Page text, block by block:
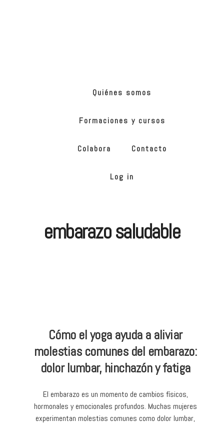
Quiénes somos
Formaciones y cursos
Colabora Contacto
Log in
embarazo saludable
Cómo el yoga ayuda a aliviar
molestias comunes del embarazo:
dolor lumbar, hinchazón y fatiga
El embarazo es un momento de cambios físicos,
hormonales y emocionales profundos. Muchas mujeres
experimentan molestias comunes como dolor lumbar,